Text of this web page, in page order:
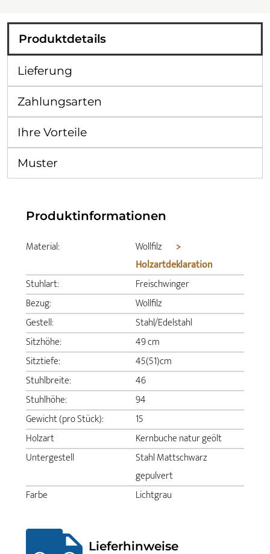
Produktdetails
Lieferung
Zahlungsarten
Ihre Vorteile
Muster
Produktinformationen
Material: Wollfilz
>
Holzartdeklaration
Stuhlart:
Freischwinger
Bezug:
Wollfilz
Gestell:
Stahl/Edelstahl
Sitzhöhe:
49 cm
Sitztiefe:
45(51)cm
Stuhlbreite:
46
Stuhlhöhe:
94
Gewicht (pro Stück):
15
Holzart
Kernbuche natur geölt
Untergestell
Stahl Mattschwarz
gepulvert
Farbe
Lichtgrau
Lieferhinweise